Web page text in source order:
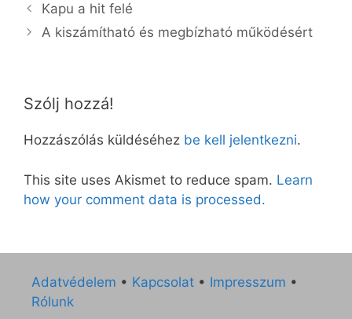
Kapu a hit felé
A kiszámítható és megbízható működésért
Szólj hozzá!
Hozzászólás küldéséhez be kell jelentkezni.
This site uses Akismet to reduce spam. Learn
how your comment data is processed.
Adatvédelem • Kapcsolat • Impresszum •
Rólunk